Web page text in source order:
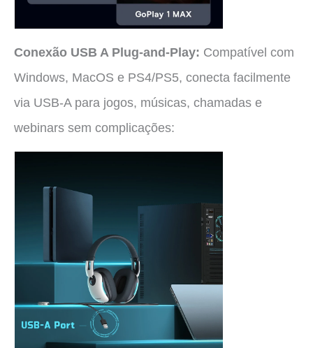
Conexão USB A Plug-and-Play: Compatível com
Windows, MacOS e PS4/PS5, conecta facilmente
via USB-A para jogos, músicas, chamadas e
webinars sem complicações: